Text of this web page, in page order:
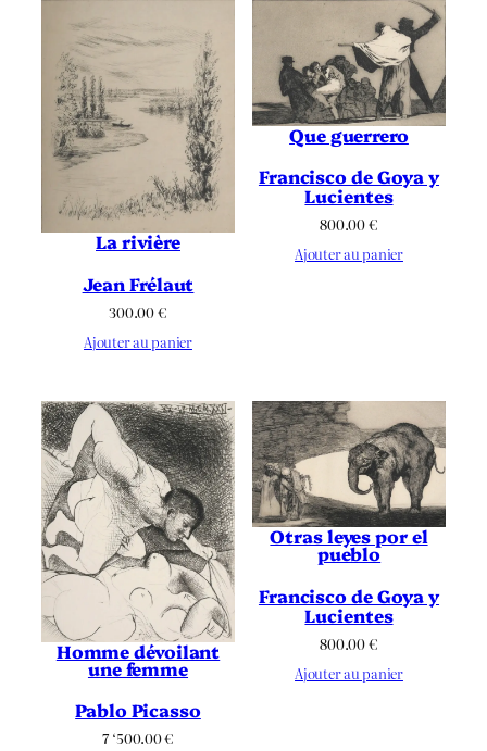
La rivière
Jean Frélaut
300.00€
Ajouter au panier
Que guerrero
Francisco de Goya y
Lucientes
800.00€
Ajouter au panier
Homme dévoilant
une femme
Pablo Picasso
7 ‘500.00€
Otras leyes por el
pueblo
Francisco de Goya y
Lucientes
800.00€
Ajouter au panier